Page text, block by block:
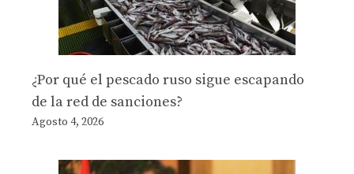
¿Por qué el pescado ruso sigue escapando
de la red de sanciones?
Agosto 4, 2026